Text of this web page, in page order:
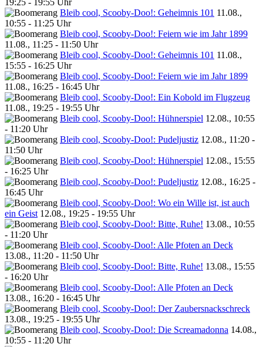
Bleib cool, Scooby-Doo!: Geheimnis 101 11.08.,
10:55 - 11:25 Uhr
Bleib cool, Scooby-Doo!: Feiern wie im Jahr 1899
11.08., 11:25 - 11:50 Uhr
Bleib cool, Scooby-Doo!: Geheimnis 101 11.08.,
15:55 - 16:25 Uhr
Bleib cool, Scooby-Doo!: Feiern wie im Jahr 1899
11.08., 16:25 - 16:45 Uhr
Bleib cool, Scooby-Doo!: Ein Kobold im Flugzeug
11.08., 19:25 - 19:55 Uhr
Bleib cool, Scooby-Doo!: Hühnerspiel 12.08., 10:55
- 11:20 Uhr
Bleib cool, Scooby-Doo!: Pudeljustiz 12.08., 11:20 -
11:50 Uhr
Bleib cool, Scooby-Doo!: Hühnerspiel 12.08., 15:55
- 16:25 Uhr
Bleib cool, Scooby-Doo!: Pudeljustiz 12.08., 16:25 -
16:45 Uhr
Bleib cool, Scooby-Doo!: Wo ein Wille ist, ist auch
ein Geist 12.08., 19:25 - 19:55 Uhr
Bleib cool, Scooby-Doo!: Bitte, Ruhe! 13.08., 10:55
- 11:20 Uhr
Bleib cool, Scooby-Doo!: Alle Pfoten an Deck
13.08., 11:20 - 11:50 Uhr
Bleib cool, Scooby-Doo!: Bitte, Ruhe! 13.08., 15:55
- 16:20 Uhr
Bleib cool, Scooby-Doo!: Alle Pfoten an Deck
13.08., 16:20 - 16:45 Uhr
Bleib cool, Scooby-Doo!: Der Zaubersnackschreck
13.08., 19:25 - 19:55 Uhr
Bleib cool, Scooby-Doo!: Die Screamadonna 14.08.,
10:55 - 11:20 Uhr